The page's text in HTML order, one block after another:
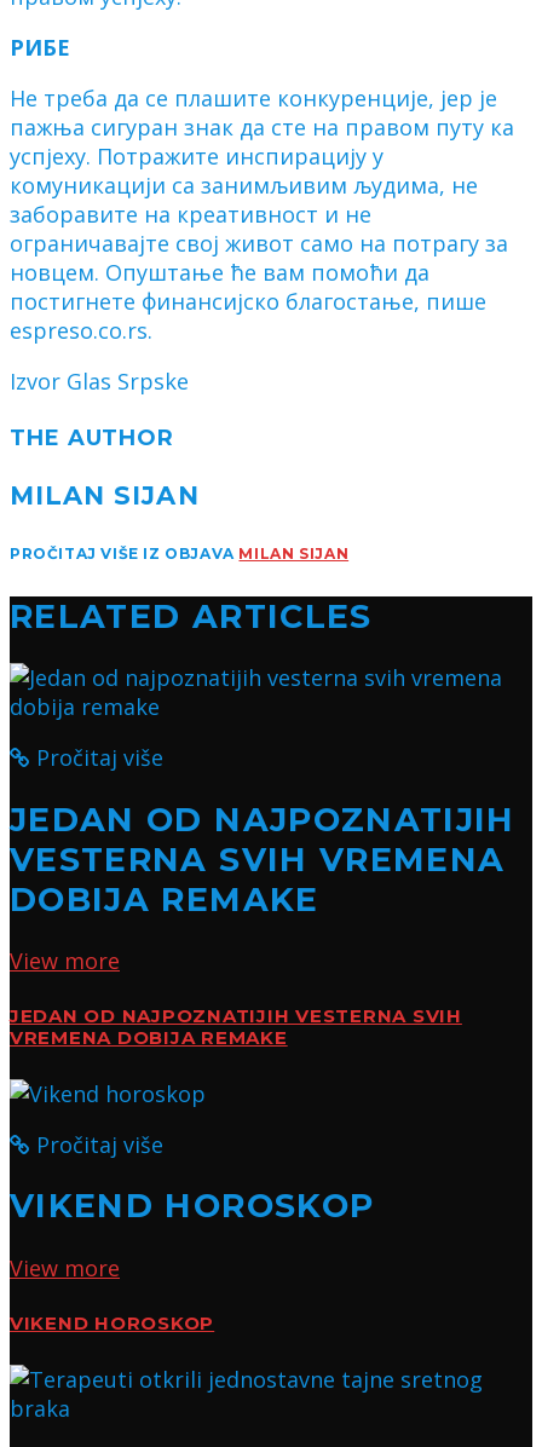
РИБЕ
Не треба да се плашите конкуренције, јер је
пажња сигуран знак да сте на правом путу ка
успјеху. Потражите инспирацију у
комуникацији са занимљивим људима, не
заборавите на креативност и не
ограничавајте свој живот само на потрагу за
новцем. Опуштање ће вам помоћи да
постигнете финансијско благостање, пише
espreso.co.rs.
Izvor Glas Srpske
THE AUTHOR
MILAN SIJAN
PROČITAJ VIŠE IZ OBJAVA MILAN SIJAN
RELATED ARTICLES
Pročitaj više
JEDAN OD NAJPOZNATIJIH
VESTERNA SVIH VREMENA
DOBIJA REMAKE
View more
JEDAN OD NAJPOZNATIJIH VESTERNA SVIH
VREMENA DOBIJA REMAKE
Pročitaj više
VIKEND HOROSKOP
View more
VIKEND HOROSKOP